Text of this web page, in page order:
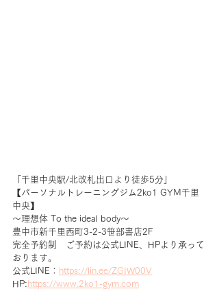
「千里中央駅/北改札出口より徒歩5分」
【パーソナルトレーニングジム2ko1 GYM千里
中央】
～理想体 To the ideal body～
豊中市新千里西町3-2-3笹部書店2F
完全予約制　ご予約は公式LINE、HPより承って
おります。
公式LINE： https://lin.ee/ZGIW00V
HP:https://www.2ko1-gym.com